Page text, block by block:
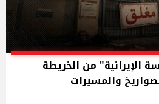
الإيرانية" من الخريطة
والمسيرات